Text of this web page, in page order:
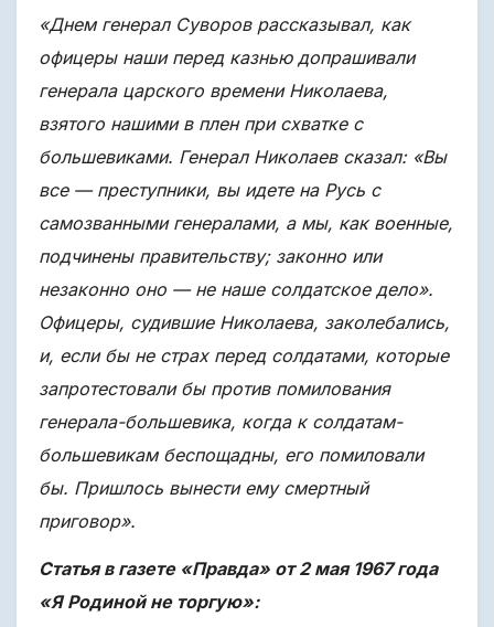
«Днем генерал Суворов рассказывал, как
офицеры наши перед казнью допрашивали
генерала царского времени Николаева,
взятого нашими в плен при схватке с
большевиками. Генерал Николаев сказал: «Вы
все — преступники, вы идете на Русь с
самозванными генералами, а мы, как военные,
подчинены правительству; законно или
незаконно оно — не наше солдатское дело».
Офицеры, судившие Николаева, заколебались,
и, если бы не страх перед солдатами, которые
запротестовали бы против помилования
генерала-большевика, когда к солдатам-
большевикам беспощадны, его помиловали
бы. Пришлось вынести ему смертный
приговор».
Статья в газете «Правда» от 2 мая 1967 года
«Я Родиной не торгую»: